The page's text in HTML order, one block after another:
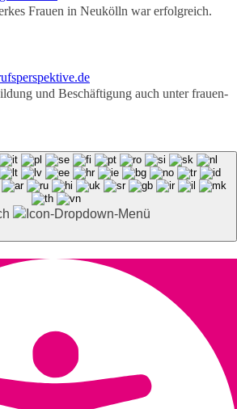
Frauen in Neukölln war erfolgreich.
und Beschäftigung auch unter frauen-